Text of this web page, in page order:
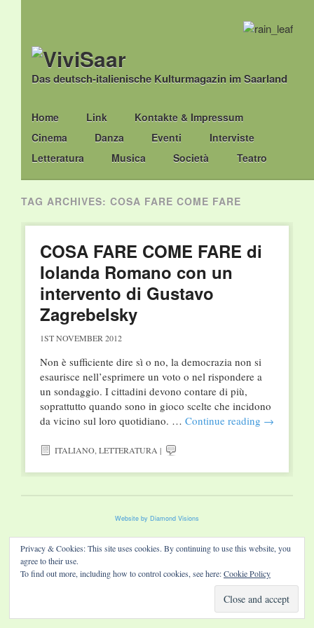
Das deutsch-italienische Kulturmagazin im Saarland
Main menu
Skip
to
content
Home Link
Kontakte & Impressum
Cinema
Danza Eventi
Interviste
Letteratura
Musica Società Teatro
TAG ARCHIVES: COSA FARE COME FARE
COSA FARE COME FARE di
Iolanda Romano con un
intervento di Gustavo
Zagrebelsky
1ST NOVEMBER 2012
Non è sufficiente dire sì o no, la democrazia non si
esaurisce nell’esprimere un voto o nel rispondere a
un sondaggio. I cittadini devono contare di più,
soprattutto quando sono in gioco scelte che incidono
da vicino sul loro quotidiano. … Continue reading →
ITALIANO,LETTERATURA |
Website by Diamond Visions
Privacy & Cookies: This site uses cookies. By continuing to use this website, you
agree to their use.
To find out more, including how to control cookies, see here:Cookie Policy